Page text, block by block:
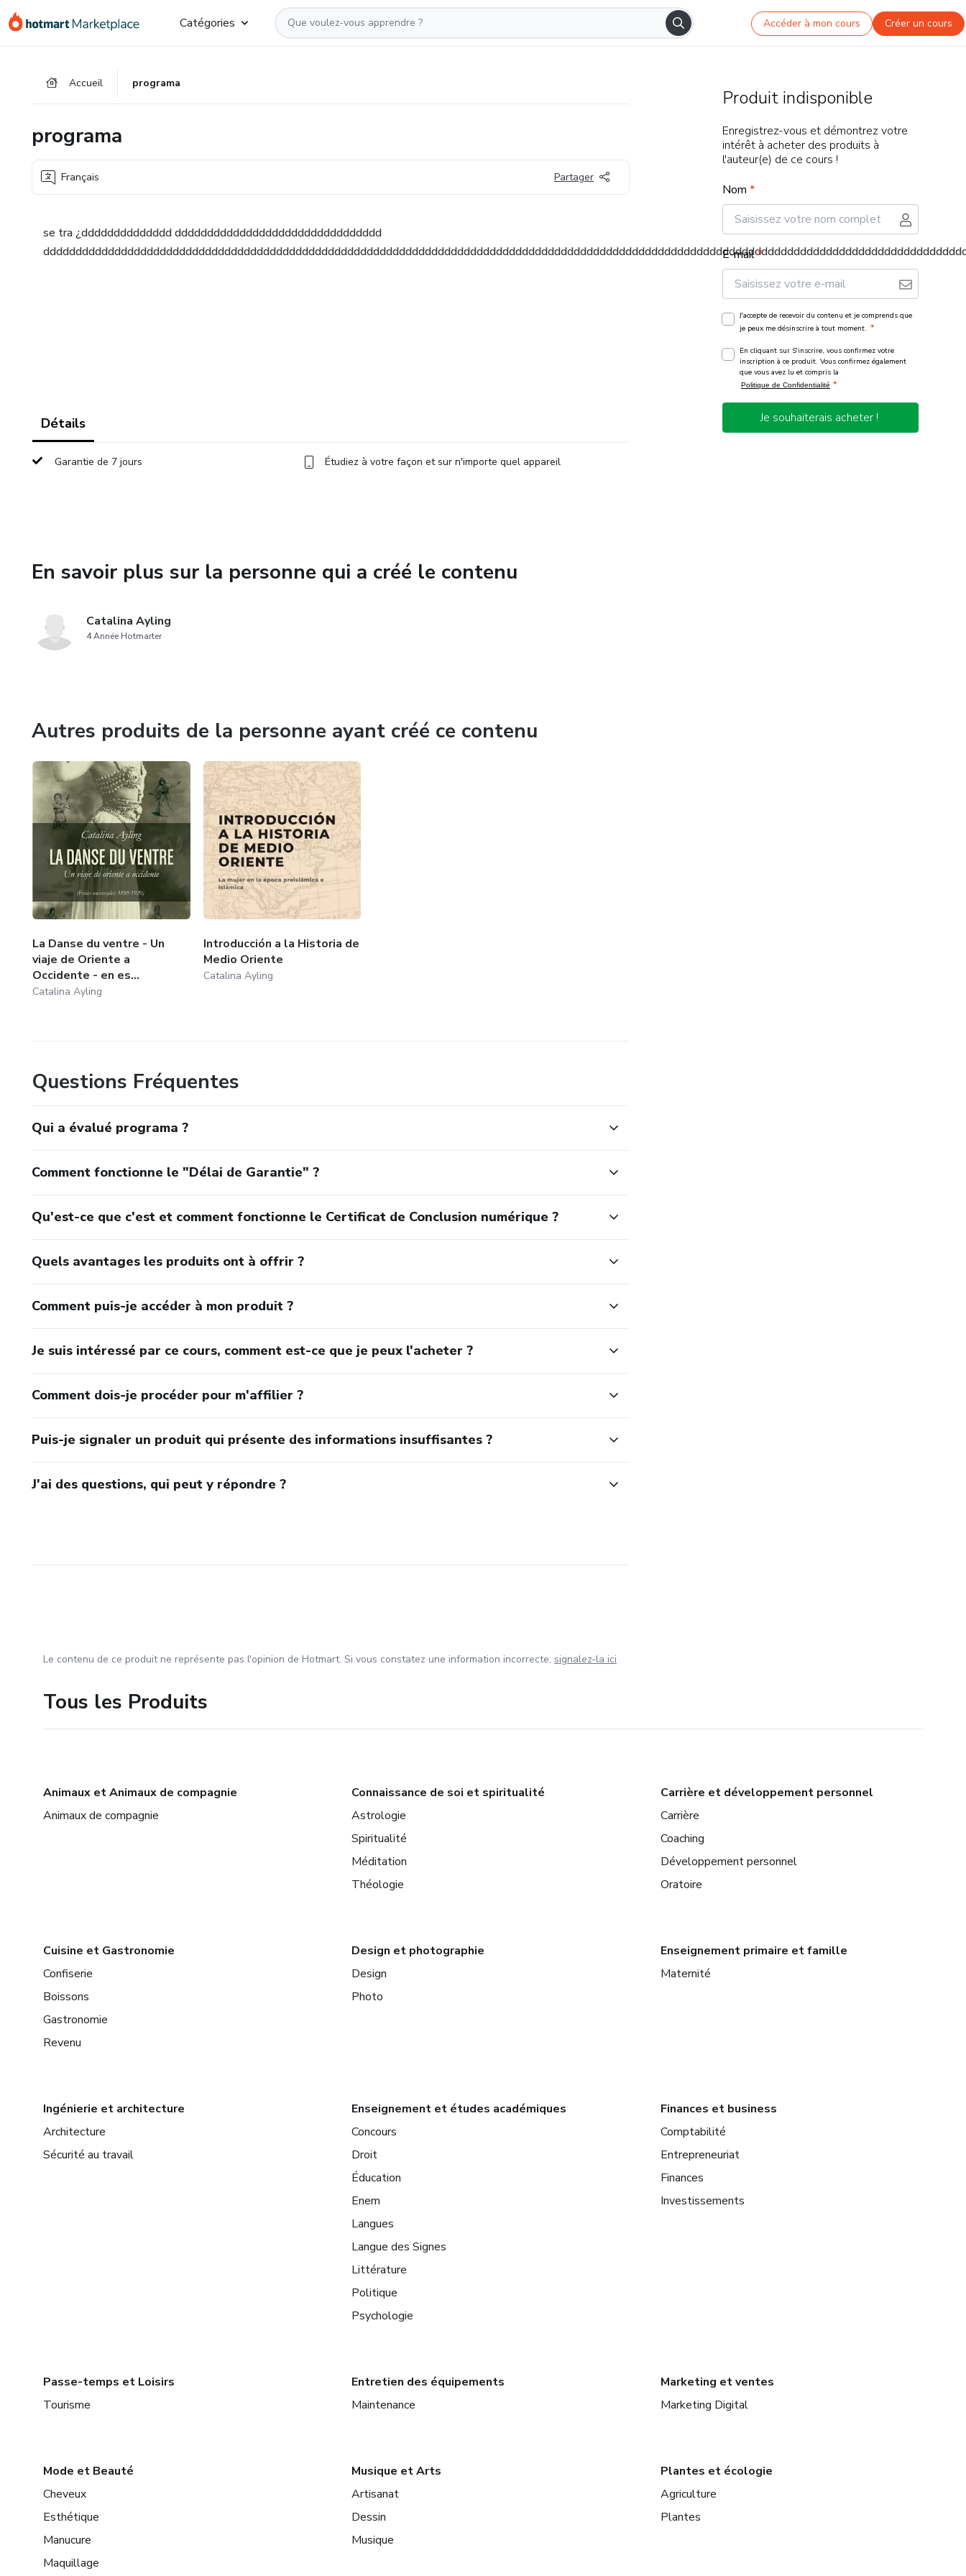
Aller
vers
Procéder
Aller
vers
Catégories Accéder à mon cours Créer un cours
Accueil programa
programa
Français Partager
se tra ¿dddddddddddddd dddddddddddddddddddddddddddddddd
Détails
Garantie de 7 jours Étudiez à votre façon et sur n'importe quel appareil
En savoir plus sur la personne qui a créé le contenu
Catalina Ayling
4 Année Hotmarter
Autres produits de la personne ayant créé ce contenu
La Danse du ventre - Un
viaje de Oriente a
Occidente - en es...
Catalina Ayling
Introducción a la Historia de
Medio Oriente
Catalina Ayling
Questions Fréquentes
Qui a évalué programa ?
Comment fonctionne le "Délai de Garantie" ?
Qu'est-ce que c'est et comment fonctionne le Certificat de Conclusion numérique ?
Quels avantages les produits ont à offrir ?
Comment puis-je accéder à mon produit ?
Je suis intéressé par ce cours, comment est-ce que je peux l'acheter ?
Comment dois-je procéder pour m'affilier ?
Puis-je signaler un produit qui présente des informations insuffisantes ?
J'ai des questions, qui peut y répondre ?
Produit indisponible
Enregistrez-vous et démontrez votre
intérêt à acheter des produits à
l'auteur(e) de ce cours !
Nom *
E-mail*
J'accepte de recevoir du contenu et je comprends que
je peux me désinscrire à tout moment. *
En cliquant sur S'inscrire, vous confirmez votre
inscription à ce produit. Vous confirmez également
que vous avez lu et compris la
Politique de Confidentialité *
Je souhaiterais acheter !
Le contenu de ce produit ne représente pas l'opinion de Hotmart. Si vous constatez une information incorrecte, signalez-la ici
Tous les Produits
Animaux et Animaux de compagnie
Animaux de compagnie
Connaissance de soi et spiritualité
Astrologie
Spiritualité
Méditation
Théologie
Carrière et développement personnel
Carrière
Coaching
Développement personnel
Oratoire
Cuisine et Gastronomie
Confiserie
Boissons
Gastronomie
Revenu
Design et photographie
Design
Photo
Enseignement primaire et famille
Maternité
Ingénierie et architecture
Architecture
Sécurité au travail
Enseignement et études académiques
Concours
Droit
Éducation
Enem
Langues
Langue des Signes
Littérature
Politique
Psychologie
Finances et business
Comptabilité
Entrepreneuriat
Finances
Investissements
Passe-temps et Loisirs
Tourisme
Entretien des équipements
Maintenance
Marketing et ventes
Marketing Digital
Mode et Beauté
Cheveux
Esthétique
Manucure
Maquillage
Musique et Arts
Artisanat
Dessin
Musique
Plantes et écologie
Agriculture
Plantes